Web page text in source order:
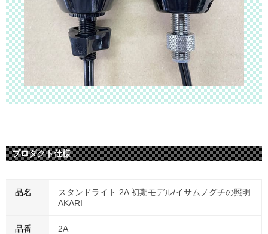
プロダクト仕様
品名
スタンドライト 2A 初期モデル/イサムノグチの照明
AKARI
品番 2A